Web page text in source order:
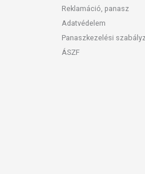
A termék nem az orvosi kezelés
meg kezelőorvosával. Az ajánlott napi
ha az összetevők bármelyikére
Reklamáció, panasz
Adatvédelem
Panaszkezelési
ÁSZF